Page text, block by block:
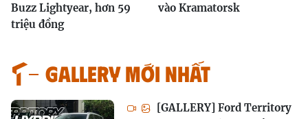
Buzz Lightyear, hơn 59
triệu đồng
vào Kramatorsk
GALLERY MỚI NHẤT
[GALLERY] Ford Territory